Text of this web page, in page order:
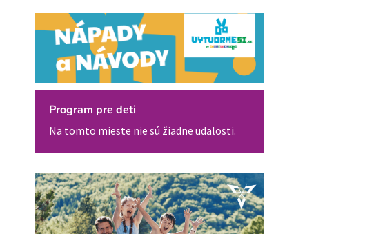
Program pre deti
Na tomto mieste nie sú žiadne udalosti.